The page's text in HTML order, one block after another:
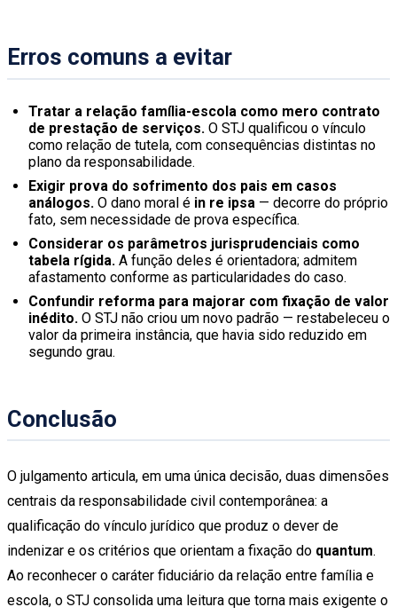
Erros comuns a evitar
Tratar a relação família-escola como mero contrato
de prestação de serviços. O STJ qualificou o vínculo
como relação de tutela, com consequências distintas no
plano da responsabilidade.
Exigir prova do sofrimento dos pais em casos
análogos. O dano moral é in re ipsa — decorre do próprio
fato, sem necessidade de prova específica.
Considerar os parâmetros jurisprudenciais como
tabela rígida. A função deles é orientadora; admitem
afastamento conforme as particularidades do caso.
Confundir reforma para majorar com fixação de valor
inédito. O STJ não criou um novo padrão — restabeleceu o
valor da primeira instância, que havia sido reduzido em
segundo grau.
Conclusão
O julgamento articula, em uma única decisão, duas dimensões
centrais da responsabilidade civil contemporânea: a
qualificação do vínculo jurídico que produz o dever de
indenizar e os critérios que orientam a fixação do quantum.
Ao reconhecer o caráter fiduciário da relação entre família e
escola, o STJ consolida uma leitura que torna mais exigente o